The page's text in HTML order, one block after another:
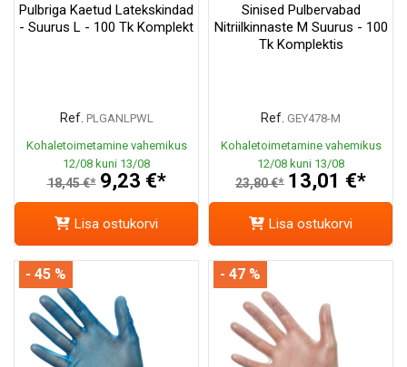
Pulbriga Kaetud Latekskindad
- Suurus L - 100 Tk Komplekt
Ref. PLGANLPWL
Kohaletoimetamine vahemikus
12/08 kuni 13/08
18,45 €* 9,23 €*
Lisa ostukorvi
Sinised Pulbervabad
Nitriilkinnaste M Suurus - 100
Tk Komplektis
Ref. GEY478-M
Kohaletoimetamine vahemikus
12/08 kuni 13/08
23,80 €* 13,01 €*
Lisa ostukorvi
- 45 % - 47 %